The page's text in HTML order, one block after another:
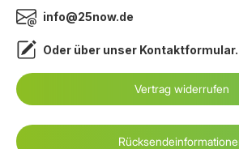
info@25now.de
Oder über unser Kontaktformular.
Vertrag widerrufen